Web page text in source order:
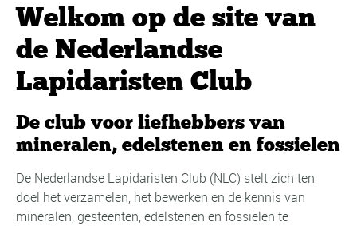
Welkom op de site van
de Nederlandse
Lapidaristen Club
De club voor liefhebbers van
mineralen, edelstenen en fossielen
De Nederlandse Lapidaristen Club (NLC) stelt zich ten
doel het verzamelen, het bewerken en de kennis van
mineralen, gesteenten, edelstenen en fossielen te